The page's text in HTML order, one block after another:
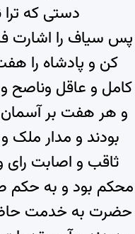
دستی که
پس سیاف را اشارت
کن و پادشاه را
کامل و عاقل وناصح
و هر هفت بر
بودند و مدار
ثاقب و اصابت
محکم بود و به حکم
حضرت به خدمت